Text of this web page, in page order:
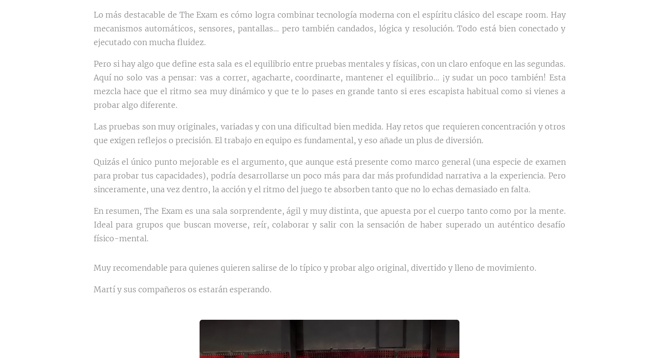
Lo más destacable de The Exam es cómo logra combinar tecnología moderna con el espíritu clásico del escape room. Hay
mecanismos automáticos, sensores, pantallas… pero también candados, lógica y resolución. Todo está bien conectado y
ejecutado con mucha fluidez.
Pero si hay algo que define esta sala es el equilibrio entre pruebas mentales y físicas, con un claro enfoque en las segundas.
Aquí no solo vas a pensar: vas a correr, agacharte, coordinarte, mantener el equilibrio… ¡y sudar un poco también! Esta
mezcla hace que el ritmo sea muy dinámico y que te lo pases en grande tanto si eres escapista habitual como si vienes a
probar algo diferente.
Las pruebas son muy originales, variadas y con una dificultad bien medida. Hay retos que requieren concentración y otros
que exigen reflejos o precisión. El trabajo en equipo es fundamental, y eso añade un plus de diversión.
Quizás el único punto mejorable es el argumento, que aunque está presente como marco general (una especie de examen
para probar tus capacidades), podría desarrollarse un poco más para dar más profundidad narrativa a la experiencia. Pero
sinceramente, una vez dentro, la acción y el ritmo del juego te absorben tanto que no lo echas demasiado en falta.
En resumen, The Exam es una sala sorprendente, ágil y muy distinta, que apuesta por el cuerpo tanto como por la mente.
Ideal para grupos que buscan moverse, reír, colaborar y salir con la sensación de haber superado un auténtico desafío
físico-mental.
Muy recomendable para quienes quieren salirse de lo típico y probar algo original, divertido y lleno de movimiento.
Martí y sus compañeros os estarán esperando.